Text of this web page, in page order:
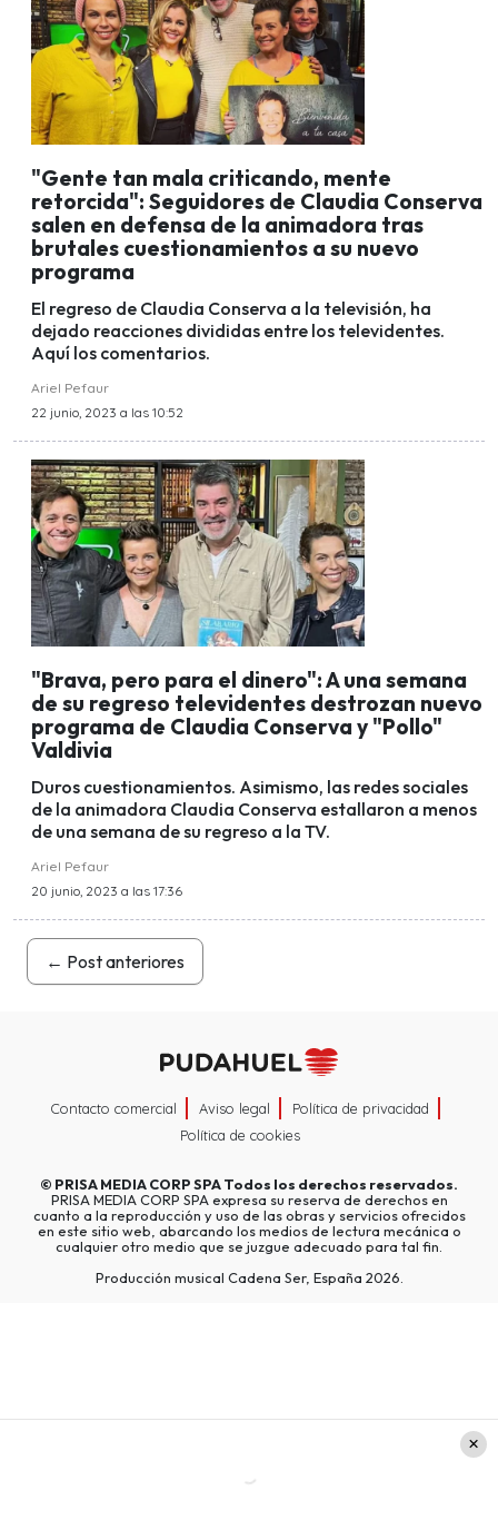
"Gente tan mala criticando, mente
retorcida": Seguidores de Claudia Conserva
salen en defensa de la animadora tras
brutales cuestionamientos a su nuevo
programa
El regreso de Claudia Conserva a la televisión, ha
dejado reacciones divididas entre los televidentes.
Aquí los comentarios.
Ariel Pefaur
22 junio, 2023 a las 10:52
"Brava, pero para el dinero": A una semana
de su regreso televidentes destrozan nuevo
programa de Claudia Conserva y "Pollo"
Valdivia
Duros cuestionamientos. Asimismo, las redes sociales
de la animadora Claudia Conserva estallaron a menos
de una semana de su regreso a la TV.
Ariel Pefaur
20 junio, 2023 a las 17:36
← Post anteriores
Contacto comercial Aviso legal
Política de privacidad
Política de cookies
© PRISA MEDIA CORP SPATodos los derechos reservados.
PRISA MEDIA CORP SPA expresa su reserva de derechos en
cuanto a la reproducción y uso de las obras y servicios ofrecidos
en este sitio web, abarcando los medios de lectura mecánica o
cualquier otro medio que se juzgue adecuado para tal fin.
Producción musical Cadena Ser, España 2026.